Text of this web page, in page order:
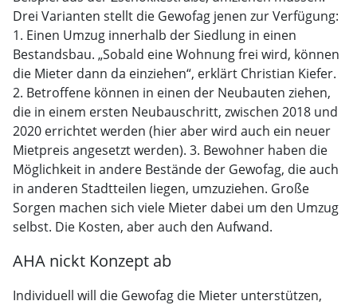
Drei Varianten stellt die Gewofag jenen zur Verfügung:
1. Einen Umzug innerhalb der Siedlung in einen
Bestandsbau. „Sobald eine Wohnung frei wird, können
die Mieter dann da einziehen“, erklärt Christian Kiefer.
2. Betroffene können in einen der Neubauten ziehen,
die in einem ersten Neubauschritt, zwischen 2018 und
2020 errichtet werden (hier aber wird auch ein neuer
Mietpreis angesetzt werden). 3. Bewohner haben die
Möglichkeit in andere Bestände der Gewofag, die auch
in anderen Stadtteilen liegen, umzuziehen. Große
Sorgen machen sich viele Mieter dabei um den Umzug
selbst. Die Kosten, aber auch den Aufwand.
AHA nickt Konzept ab
Individuell will die Gewofag die Mieter unterstützen,